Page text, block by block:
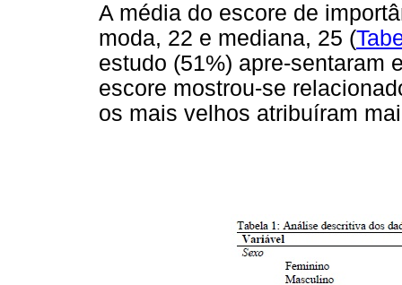
A média do escore de
moda, 22 e mediana, 25 (
estudo (51%) apre-sentaram
escore mostrou-se
os mais velhos atribuíram